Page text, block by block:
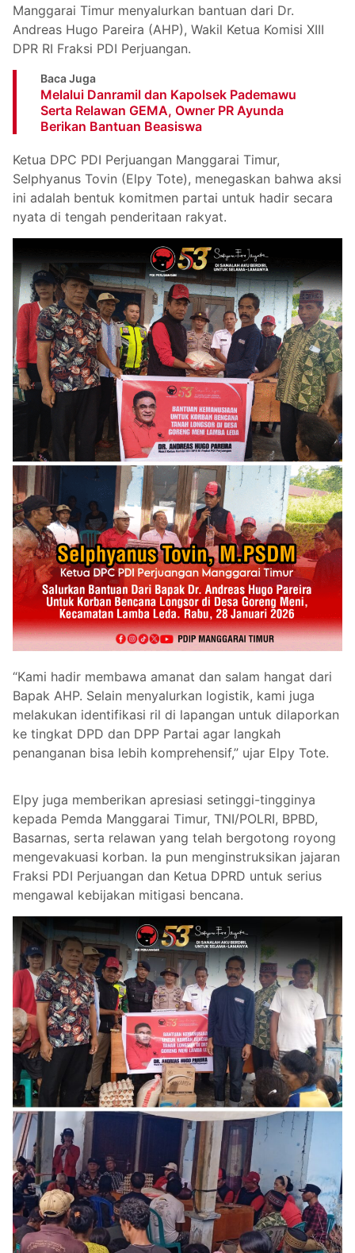
Manggarai Timur menyalurkan bantuan dari Dr.
Andreas Hugo Pareira (AHP), Wakil Ketua Komisi XIII
DPR RI Fraksi PDI Perjuangan.
Baca Juga
Melalui Danramil dan Kapolsek Pademawu
Serta Relawan GEMA, Owner PR Ayunda
Berikan Bantuan Beasiswa
Ketua DPC PDI Perjuangan Manggarai Timur,
Selphyanus Tovin (Elpy Tote), menegaskan bahwa aksi
ini adalah bentuk komitmen partai untuk hadir secara
nyata di tengah penderitaan rakyat.
“Kami hadir membawa amanat dan salam hangat dari
Bapak AHP. Selain menyalurkan logistik, kami juga
melakukan identifikasi ril di lapangan untuk dilaporkan
ke tingkat DPD dan DPP Partai agar langkah
penanganan bisa lebih komprehensif,” ujar Elpy Tote.
Elpy juga memberikan apresiasi setinggi-tingginya
kepada Pemda Manggarai Timur, TNI/POLRI, BPBD,
Basarnas, serta relawan yang telah bergotong royong
mengevakuasi korban. Ia pun menginstruksikan jajaran
Fraksi PDI Perjuangan dan Ketua DPRD untuk serius
mengawal kebijakan mitigasi bencana.